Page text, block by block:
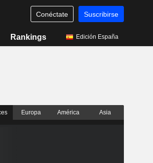
Conéctate Suscribirse
Rankings Edición España
Europa América Asia